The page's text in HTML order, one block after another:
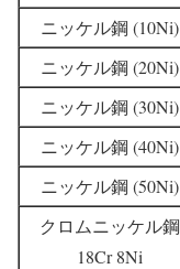
ニッケル鋼 (10Ni)
ニッケル鋼 (20Ni)
ニッケル鋼 (30Ni)
ニッケル鋼 (40Ni)
ニッケル鋼 (50Ni)
クロムニッケル鋼
18Cr 8Ni